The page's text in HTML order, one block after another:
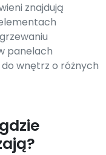
znajdują
panelach
wnętrz o różnych